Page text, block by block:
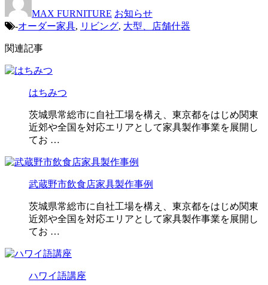
MAX FURNITURE お知らせ
-オーダー家具, リビング, 大型、店舗什器
関連記事
はちみつ
茨城県常総市に自社工場を構え、東京都をはじめ関東
近郊や全国を対応エリアとして家具製作事業を展開し
てお …
武蔵野市飲食店家具製作事例
茨城県常総市に自社工場を構え、東京都をはじめ関東
近郊や全国を対応エリアとして家具製作事業を展開し
てお …
ハワイ語講座